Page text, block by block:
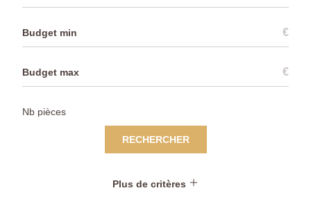
€
€
RECHERCHER
Plus de critères